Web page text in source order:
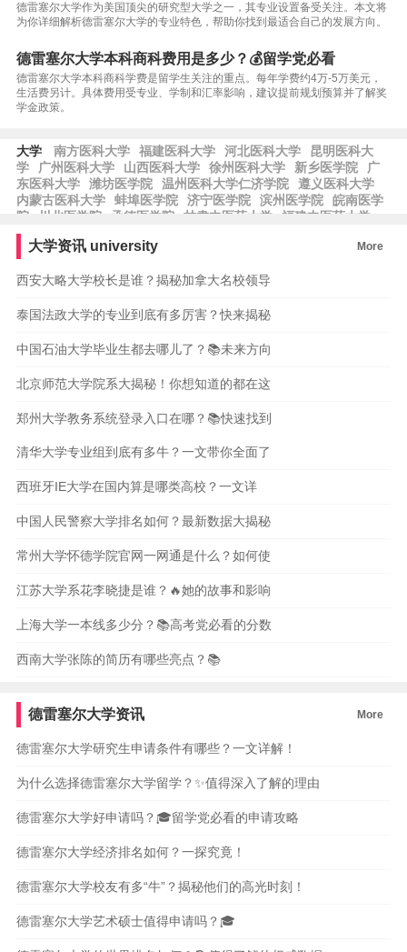
德雷塞尔大学作为美国顶尖的研究型大学之一，其专业设置备受关注。本文将
为你详细解析德雷塞尔大学的专业特色，帮助你找到最适合自己的发展方向。
德雷塞尔大学本科商科费用是多少？💰留学党必看
德雷塞尔大学本科商科学费是留学生关注的重点。每年学费约4万-5万美元，
生活费另计。具体费用受专业、学制和汇率影响，建议提前规划预算并了解奖
学金政策。
大学 南方医科大学 福建医科大学 河北医科大学
昆明医科大
学
广州医科大学 山西医科大学 徐州医科大学 新乡医学院
广
东医科大学
潍坊医学院 温州医科大学仁济学院
遵义医科大学
内蒙古医科大学
蚌埠医学院 济宁医学院 滨州医学院
皖南医学
院
川北医学院 承德医学院 甘肃中医药大学
福建中医药大学
青海大学医学院
学
西南财经大学 首都经济贸易大学
河北经贸大
大学资讯 university More
西安大略大学校长是谁？揭秘加拿大名校领导
泰国法政大学的专业到底有多厉害？快来揭秘
中国石油大学毕业生都去哪儿了？📚未来方向
北京师范大学院系大揭秘！你想知道的都在这
郑州大学教务系统登录入口在哪？📚快速找到
清华大学专业组到底有多牛？一文带你全面了
西班牙IE大学在国内算是哪类高校？一文详
中国人民警察大学排名如何？最新数据大揭秘
常州大学怀德学院官网一网通是什么？如何使
江苏大学系花李晓捷是谁？🔥她的故事和影响
上海大学一本线多少分？📚高考党必看的分数
西南大学张陈的简历有哪些亮点？📚
德雷塞尔大学资讯 More
德雷塞尔大学研究生申请条件有哪些？一文详解！
为什么选择德雷塞尔大学留学？✨值得深入了解的理由
德雷塞尔大学好申请吗？🎓留学党必看的申请攻略
德雷塞尔大学经济排名如何？一探究竟！
德雷塞尔大学校友有多“牛”？揭秘他们的高光时刻！
德雷塞尔大学艺术硕士值得申请吗？🎓